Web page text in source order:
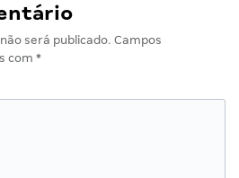
será publicado. Campos
com *